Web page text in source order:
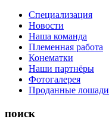
Специализация
Новости
Наша команда
Племенная работа
Конематки
Наши партнёры
Фотогалерея
Проданные лошади
поиск